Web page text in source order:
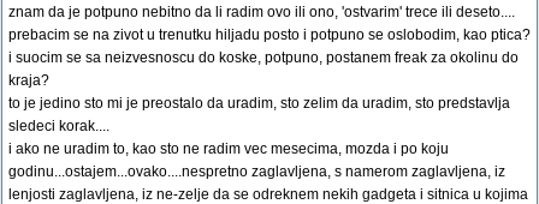
znam da je potpuno nebitno da li radim ovo ili ono, 'ostvarim' trece ili deseto....
prebacim se na zivot u trenutku hiljadu posto i potpuno se oslobodim, kao ptica?
i suocim se sa neizvesnoscu do koske, potpuno, postanem freak za okolinu do
kraja?
to je jedino sto mi je preostalo da uradim, sto zelim da uradim, sto predstavlja
sledeci korak....
i ako ne uradim to, kao sto ne radim vec mesecima, mozda i po koju
godinu...ostajem...ovako....nespretno zaglavljena, s namerom zaglavljena, iz
lenjosti zaglavljena, iz ne-zelje da se odreknem nekih gadgeta i sitnica u kojima